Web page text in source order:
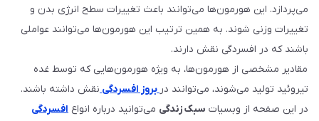
می‌پردازد. این هورمون‌ها می‌توانند باعث تغییرات سطح انرژی بدن و
تغییرات وزنی شوند. به همین ترتیب این هورمون‌ها می‌توانند عواملی
باشند که در افسردگی نقش دارند.
مقادیر مشخصی از هورمون‌ها، به ویژه هورمون‌هایی که توسط غده
تیروئید تولید می‌شوند، می‌توانند در بروز افسردگی نقش داشته باشند.
در این صفحه از وبسیات سبک زندگی می‌توانید درباره انواع افسردگی